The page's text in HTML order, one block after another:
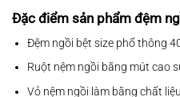
Đặc điểm sản phẩm đệm
Đệm ngồi bệt size phổ thông
Ruột nệm ngồi bằng mút cao
Vỏ nệm ngồi làm bằng chất